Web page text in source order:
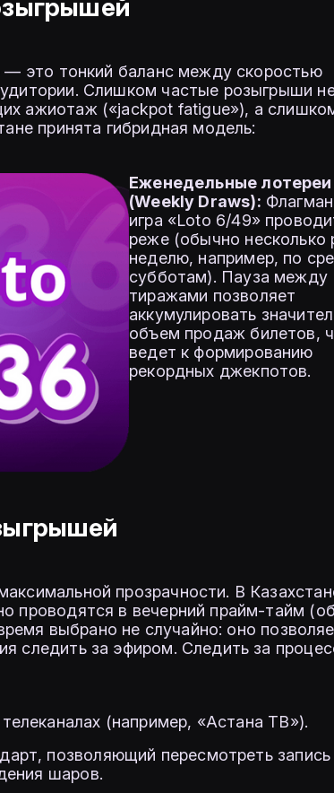
— это тонкий баланс между скоростью
Слишком частые розыгрыши
ажиотаж («jackpot fatigue»), а
принята гибридная модель:
Еженедельные лотереи
(Weekly Draws):
игра «Loto 6/49»
реже (обычно несколько
неделю, например, по
субботам). Пауза между
тиражами позволяет
аккумулировать
объем продаж билетов,
ведет к формированию
рекордных джекпотов.
прозрачности. В
проводятся в вечерний прайм-тайм
выбрано не случайно: оно
следить за эфиром. Следить за
(например, «Астана ТВ»).
позволяющий пересмотреть
шаров.